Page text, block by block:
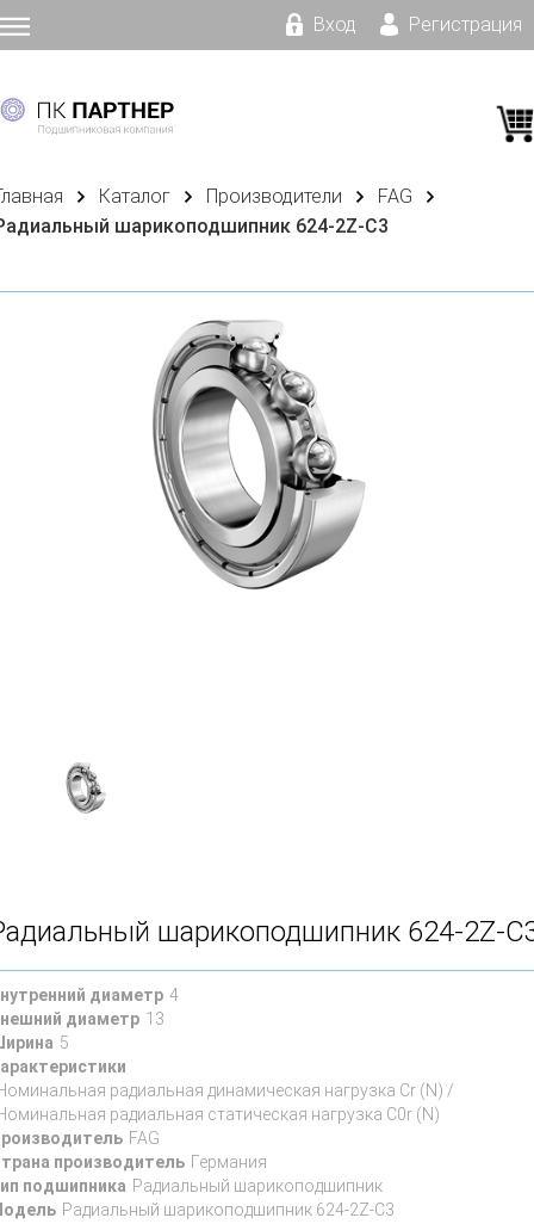
Вход Регистрация
Каталог Производители
FAG
шарикоподшипник 624-2Z-C3
шарикоподшипник 624-2Z-
диаметр 4
диаметр 13
5
радиальная динамическая нагрузка Cr (N) /
радиальная статическая нагрузка C0r (N)
FAG
производитель Германия
подшипника Радиальный шарикоподшипник
Радиальный шарикоподшипник 624-2Z-C3